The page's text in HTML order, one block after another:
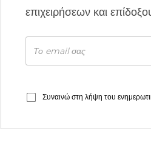
επιχειρήσεων και
Συναινώ στη λήψη του